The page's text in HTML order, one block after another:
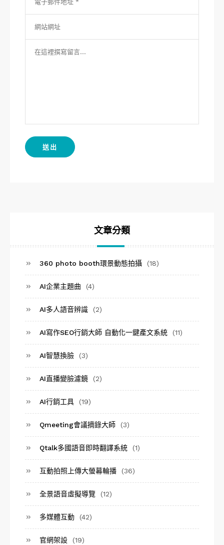
文章分類
360 photo booth環景動態拍攝 (18)
AI企業主題曲 (4)
AI多人語音辨識 (2)
AI寫作SEO行銷大師 自動化一鍵產文系統 (11)
AI智慧換臉 (3)
AI直播變臉濾鏡 (2)
AI行銷工具 (19)
Qmeeting會議摘錄大師 (3)
Qtalk多國語音即時翻譯系統 (1)
互動拍照上傳大螢幕輪播 (36)
全景語音虛擬導覽 (12)
多媒體互動 (42)
官網架設 (19)